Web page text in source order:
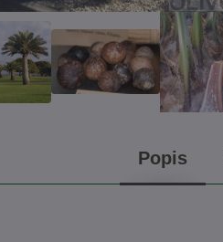
Popis